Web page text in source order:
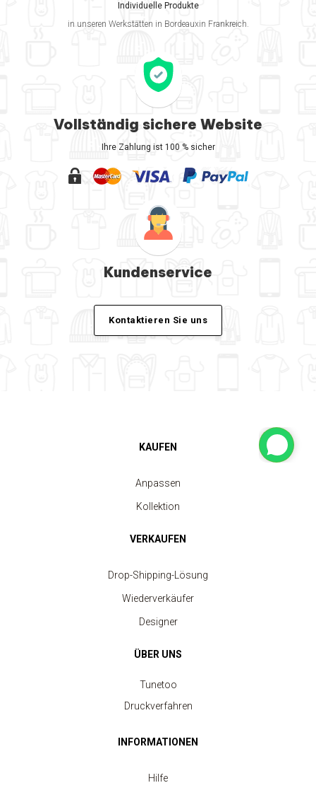
Individuelle Produkte
in unseren Werkstätten in Bordeauxin Frankreich.
Vollständig sichere Website
Ihre Zahlung ist 100 % sicher
Kundenservice
Kontaktieren Sie uns
KAUFEN
Anpassen
Kollektion
VERKAUFEN
Drop-Shipping-Lösung
Wiederverkäufer
Designer
ÜBER UNS
Tunetoo
Druckverfahren
INFORMATIONEN
Hilfe